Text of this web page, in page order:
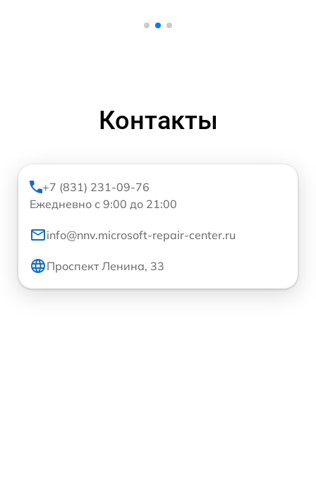
Контакты
+7 (831) 231-09-76
Ежедневно с 9:00 до 21:00
info@nnv.microsoft-repair-center.ru
Проспект Ленина, 33